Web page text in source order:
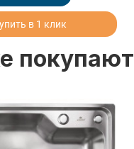
в 1 клик
покупают